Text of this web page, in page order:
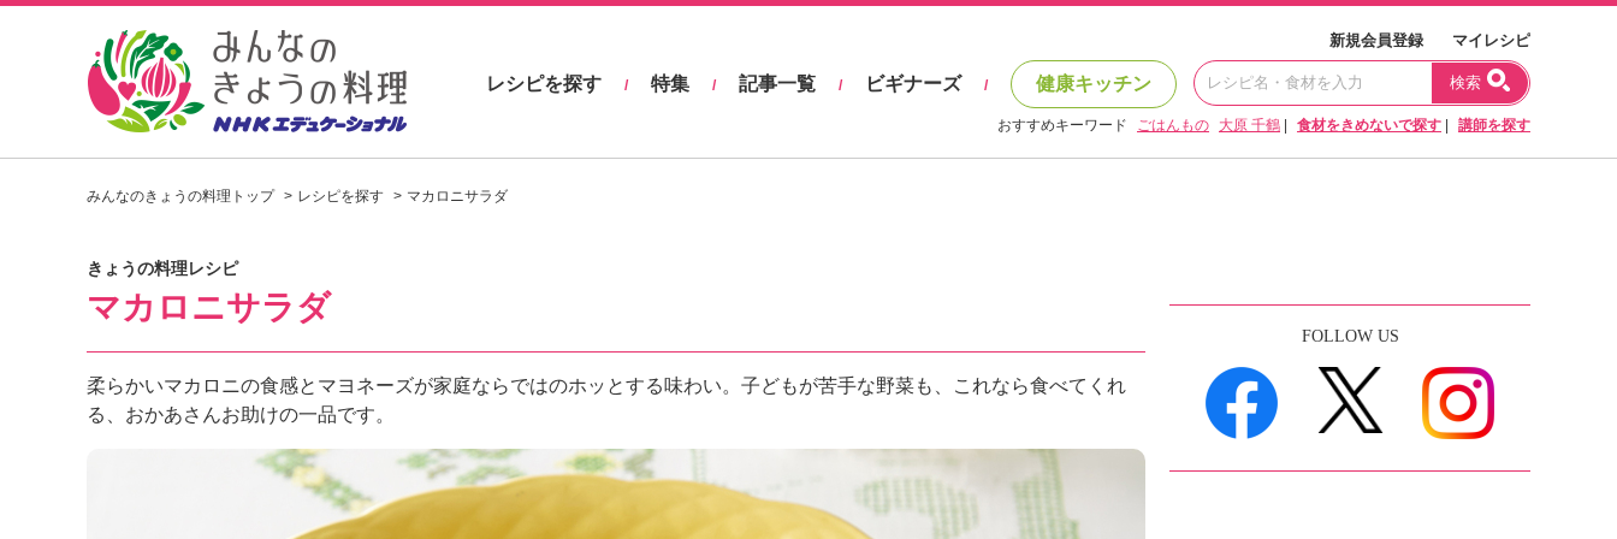
し
見
つ
け
う
。
N
新規会員登録 マイレシピ
レシピを探す / 特集 / 記事一覧 / ビギナーズ / 健康キッチン 検索
おすすめキーワード ごはんもの 大原 千鶴 食材をきめないで探す 講師を探す
みんなのきょうの料理トップ レシピを探す マカロニサラダ
きょうの料理レシピ
マカロニサラダ
柔らかいマカロニの食感とマヨネーズが家庭ならではのホッとする味わい。子どもが苦手な野菜も、これなら食べてくれ
る、おかあさんお助けの一品です。
FOLLOW US